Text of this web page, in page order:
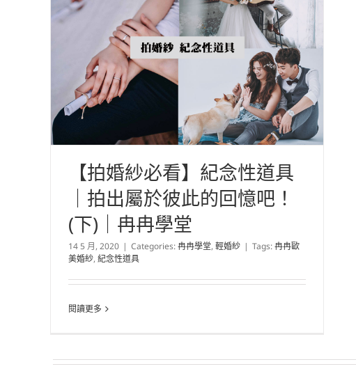
【拍婚紗必看】紀念性道具
｜拍出屬於彼此的回憶吧！
(下)｜冉冉學堂
14 5 月, 2020 | Categories:冉冉學堂, 輕婚紗 | Tags:冉冉歐
美婚紗, 紀念性道具
閱讀更多